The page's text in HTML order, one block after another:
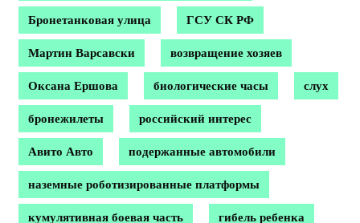
Бронетанковая улица ГСУ СК РФ
Мартин Варсавски возвращение хозяев
Оксана Ершова биологические часы слух
бронежилеты российский интерес
Авито Авто подержанные автомобили
наземные роботизированные платформы
кумулятивная боевая часть гибель ребенка